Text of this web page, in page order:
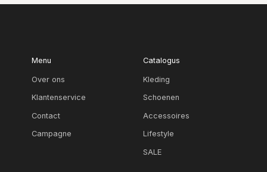
Menu
Over ons
Klantenservice
Contact
Campagne
Catalogus
Kleding
Schoenen
Accessoires
Lifestyle
SALE